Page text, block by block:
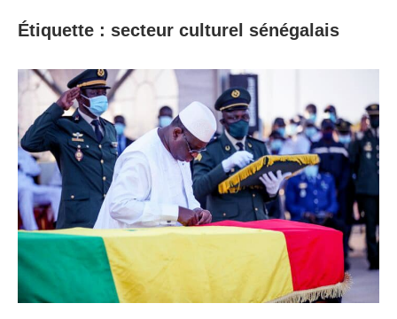
Étiquette : secteur culturel sénégalais